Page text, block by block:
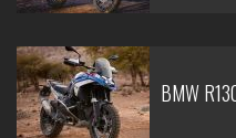
BMW